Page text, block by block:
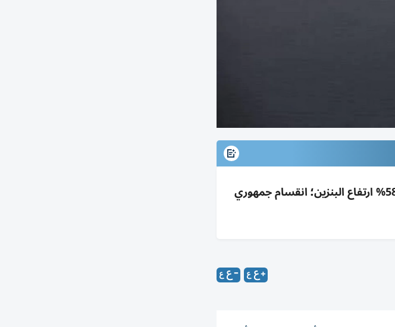
استطلاع رويترز/إبسوس: 35% فقط يدعمون حرب إيران؛ 50% يتوقعون فوضى و58% ارتفاع البنزين؛ انقسام جمهوري